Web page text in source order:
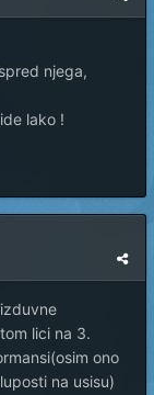
njega,
lako !
lici na 3.
ono
na usisu)